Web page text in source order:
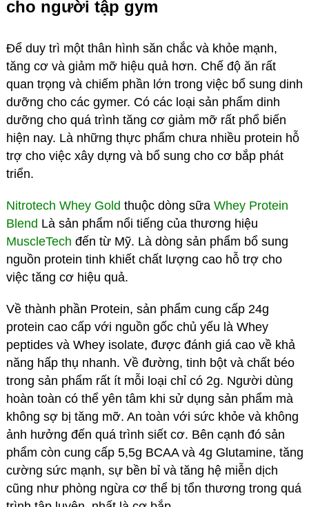
cho người tập gym
Để duy trì một thân hình săn chắc và khỏe mạnh,
tăng cơ và giảm mỡ hiệu quả hơn. Chế độ ăn rất
quan trọng và chiếm phần lớn trong việc bổ sung dinh
dưỡng cho các gymer. Có các loại sản phẩm dinh
dưỡng cho quá trình tăng cơ giảm mỡ rất phổ biến
hiện nay. Là những thực phẩm chưa nhiều protein hỗ
trợ cho việc xây dựng và bổ sung cho cơ bắp phát
triển.
Nitrotech Whey Gold thuộc dòng sữa Whey Protein
Blend Là sản phẩm nổi tiếng của thương hiệu
MuscleTech đến từ Mỹ. Là dòng sản phẩm bổ sung
nguồn protein tinh khiết chất lượng cao hỗ trợ cho
việc tăng cơ hiệu quả.
Về thành phần Protein, sản phẩm cung cấp 24g
protein cao cấp với nguồn gốc chủ yếu là Whey
peptides và Whey isolate, được đánh giá cao về khả
năng hấp thụ nhanh. Về đường, tinh bột và chất béo
trong sản phẩm rất ít mỗi loại chỉ có 2g. Người dùng
hoàn toàn có thể yên tâm khi sử dụng sản phẩm mà
không sợ bị tăng mỡ. An toàn với sức khỏe và không
ảnh hưởng đến quá trình siết cơ. Bên cạnh đó sản
phẩm còn cung cấp 5,5g BCAA và 4g Glutamine, tăng
cường sức mạnh, sự bền bỉ và tăng hệ miễn dịch
cũng như phòng ngừa cơ thể bị tổn thương trong quá